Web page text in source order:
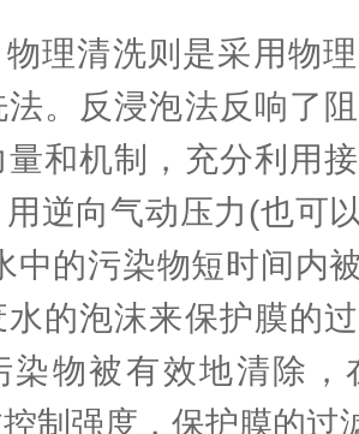
清洗则是采用物理
法。反浸泡法反响了
量和机制，充分利用
逆向气动压力(也可
中的污染物短时间内
的泡沫来保护膜的
染物被有效地清除，
制强度，保护膜的过